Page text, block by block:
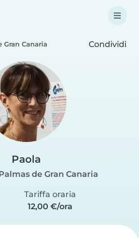
Gran Canaria Condividi
Paola
de Gran Canaria
Tariffa oraria
12,00 €/ora